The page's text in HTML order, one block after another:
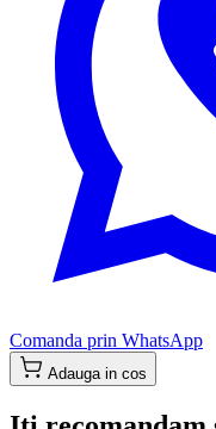
Comanda prin WhatsApp
Adauga in cos